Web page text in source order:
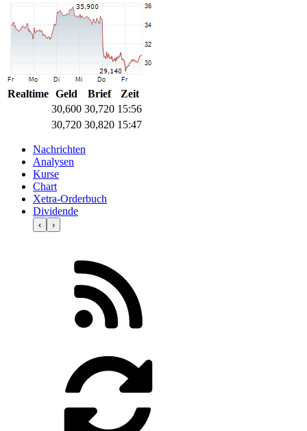
Realtime Geld Brief
Zeit
30,600 30,720 15:56
30,720 30,820 15:47
Nachrichten
Analysen
Kurse
Chart
Xetra-Orderbuch
Dividende
‹ ›